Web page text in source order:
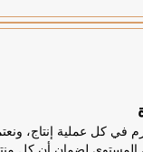
في كل عملية إنتاج،